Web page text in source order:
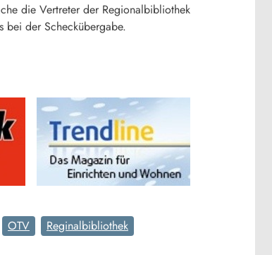
die Vertreter der Regionalbibliothek
bei der Scheckübergabe.
OTV
Reginalbibliothek